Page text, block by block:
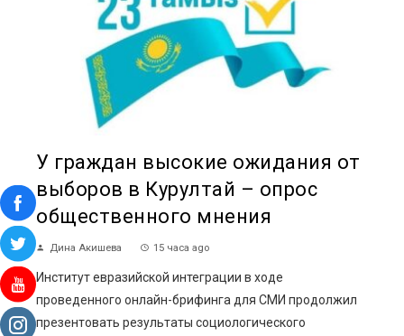
У граждан высокие ожидания от
выборов в Курултай – опрос
общественного мнения
Дина Акишева 15 часа ago
Институт евразийской интеграции в ходе
проведенного онлайн-брифинга для СМИ продолжил
презентовать результаты социологического